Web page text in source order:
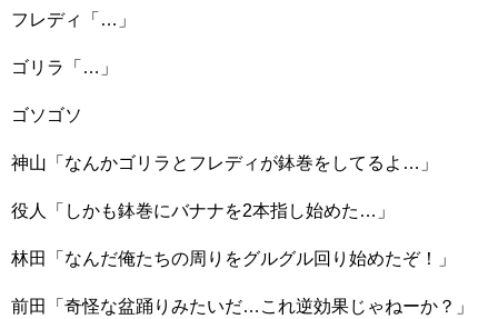
フレディ「…」
ゴリラ「…」
ゴソゴソ
神山「なんかゴリラとフレディが鉢巻をしてるよ…」
役人「しかも鉢巻にバナナを2本指し始めた…」
林田「なんだ俺たちの周りをグルグル回り始めたぞ！」
前田「奇怪な盆踊りみたいだ…これ逆効果じゃねーか？」